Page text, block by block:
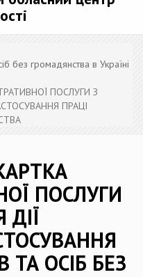
без громадянства в Україні
ПОСЛУГИ З
ПРАЦІ
ПОСЛУГИ
ТА ОСІБ БЕЗ